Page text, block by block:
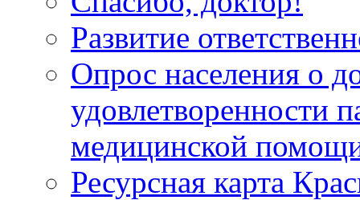
Развитие
Опрос населения о
удовлетворенности
медицинской
Ресурсная карта